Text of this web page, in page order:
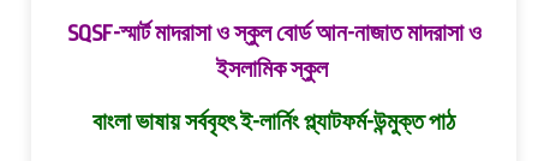
SQSF-স্মার্ট মাদরাসা ও স্কুল বোর্ড আন-নাজাত মাদরাসা ও
ইসলামিক স্কুল
বাংলা ভাষায় সর্ববৃহৎ ই-লার্নিং প্ল্যাটফর্ম-উন্মুক্ত পাঠ